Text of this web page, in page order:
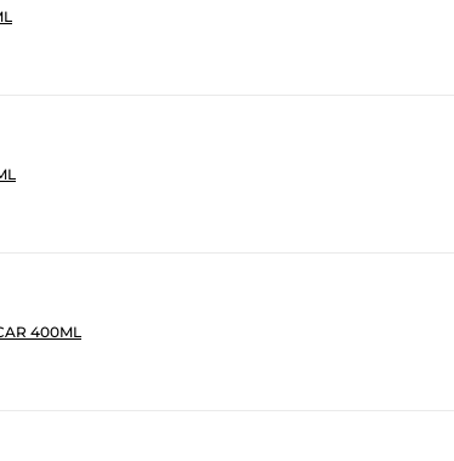
400ML